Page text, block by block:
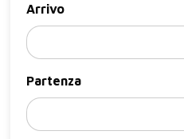
Arrivo
Partenza